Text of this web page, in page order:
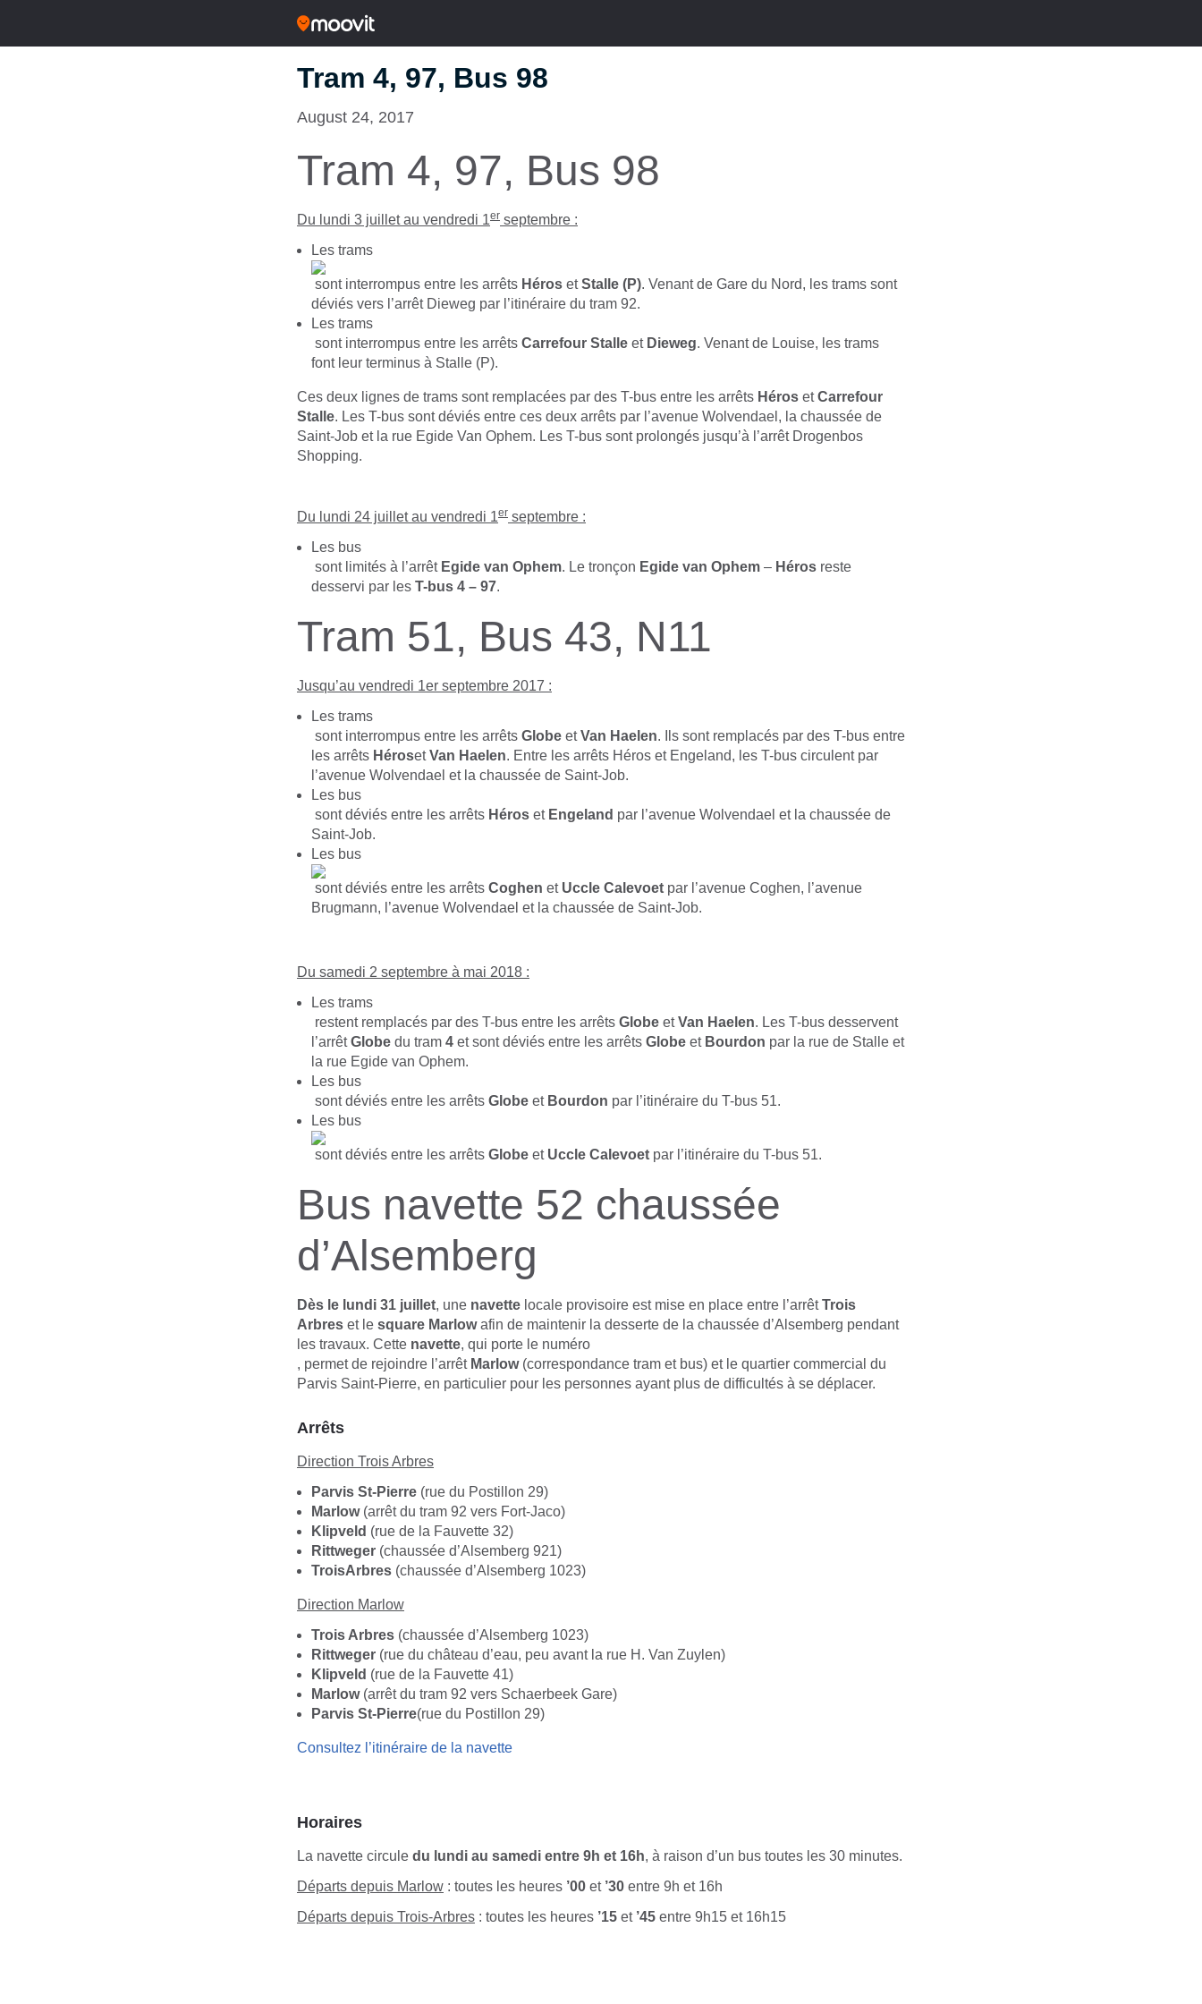
Tram 4, 97, Bus 98
August 24, 2017
Tram 4, 97, Bus 98
Du lundi 3 juillet au vendredi 1er septembre :
Les trams
sont interrompus entre les arrêts Héros etStalle (P). Venant de Gare du Nord, les trams sont
déviés vers l’arrêt Dieweg par l’itinéraire du tram 92.
Les trams
sont interrompus entre les arrêts Carrefour Stalle et Dieweg. Venant de Louise, les trams
font leur terminus à Stalle (P).
Ces deux lignes de trams sont remplacées par des T-bus entre les arrêts Héros etCarrefour
Stalle. Les T-bus sont déviés entre ces deux arrêts par l’avenue Wolvendael, la chaussée de
Saint-Job et la rue Egide Van Ophem. Les T-bus sont prolongés jusqu’à l’arrêt Drogenbos
Shopping.
Du lundi 24 juillet au vendredi 1er septembre :
Les bus
sont limités à l’arrêt Egide van Ophem. Le tronçon Egide van Ophem – Héros reste
desservi par les T-bus 4 – 97.
Tram 51, Bus 43, N11
Jusqu’au vendredi 1er septembre 2017 :
Les trams
sont interrompus entre les arrêts Globe etVan Haelen. Ils sont remplacés par des T-bus entre
les arrêts HérosetVan Haelen. Entre les arrêts Héros et Engeland, les T-bus circulent par
l’avenue Wolvendael et la chaussée de Saint-Job.
Les bus
sont déviés entre les arrêts Héros et Engeland par l’avenue Wolvendael et la chaussée de
Saint-Job.
Les bus
sont déviés entre les arrêts Coghen et Uccle Calevoet par l’avenue Coghen, l’avenue
Brugmann, l’avenue Wolvendael et la chaussée de Saint-Job.
Du samedi 2 septembre à mai 2018 :
Les trams
restent remplacés par des T-bus entre les arrêts Globe etVan Haelen. Les T-bus desservent
l’arrêtGlobe du tram 4 et sont déviés entre les arrêts Globe et Bourdon par la rue de Stalle et
la rue Egide van Ophem.
Les bus
sont déviés entre les arrêts Globe et Bourdon par l’itinéraire du T-bus 51.
Les bus
sont déviés entre les arrêts Globe et Uccle Calevoet par l’itinéraire du T-bus 51.
Bus navette 52 chaussée
d’Alsemberg
Dès le lundi 31 juillet, une navette locale provisoire est mise en place entre l’arrêtTrois
Arbres et le square Marlowafin de maintenir la desserte de la chaussée d’Alsemberg pendant
les travaux. Cette navette, qui porte le numéro
, permet de rejoindre l’arrêt Marlow(correspondance tram et bus) et le quartier commercial du
Parvis Saint-Pierre, en particulier pour les personnes ayant plus de difficultés à se déplacer.
Arrêts
Direction Trois Arbres
Parvis St-Pierre (rue du Postillon 29)
Marlow(arrêt du tram 92 vers Fort-Jaco)
Klipveld (rue de la Fauvette 32)
Rittweger (chaussée d’Alsemberg 921)
TroisArbres (chaussée d’Alsemberg 1023)
Direction Marlow
Trois Arbres (chaussée d’Alsemberg 1023)
Rittweger (rue du château d’eau, peu avant la rue H. Van Zuylen)
Klipveld (rue de la Fauvette 41)
Marlow(arrêt du tram 92 vers Schaerbeek Gare)
Parvis St-Pierre(rue du Postillon 29)
Consultez l’itinéraire de la navette
Horaires
La navette circule du lundi au samedi entre 9h et 16h, à raison d’un bus toutes les 30 minutes.
Départs depuis Marlow : toutes les heures ’00 et ’30 entre 9h et 16h
Départs depuis Trois-Arbres : toutes les heures ’15 et ’45 entre 9h15 et 16h15